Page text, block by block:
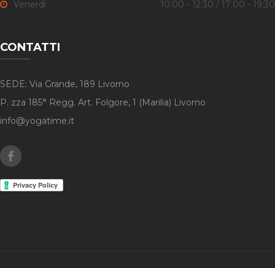
Venerdi 10:00 - 12:30 / 17:00 - 19:30
CONTATTI
SEDE: Via Grande, 189 Livorno
P. zza 185° Regg. Art. Folgore, 1 (Marilia) Livorno
info@yogatime.it